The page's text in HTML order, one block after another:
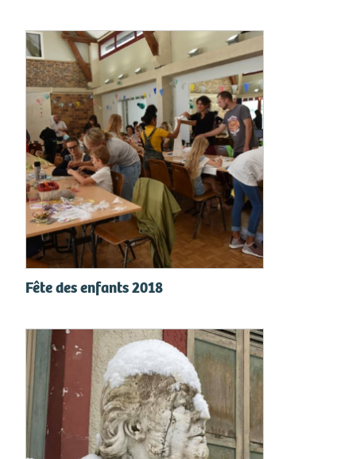
Fête des enfants 2018